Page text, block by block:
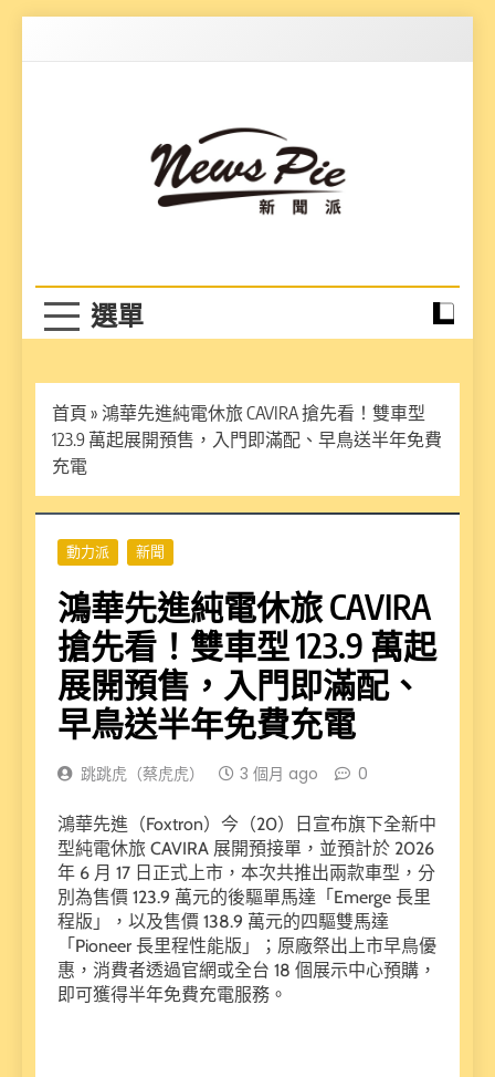
首頁 » 鴻華先進純電休旅 CAVIRA 搶先看！雙車型
123.9 萬起展開預售，入門即滿配、早鳥送半年免費
充電
動力派 新聞
鴻華先進純電休旅 CAVIRA
搶先看！雙車型 123.9 萬起
展開預售，入門即滿配、
早鳥送半年免費充電
跳跳虎（蔡虎虎） 3 個月 ago 0
鴻華先進（Foxtron）今（20）日宣布旗下全新中
型純電休旅 CAVIRA 展開預接單，並預計於 2026
年 6 月 17 日正式上市，本次共推出兩款車型，分
別為售價 123.9 萬元的後驅單馬達「Emerge 長里
程版」，以及售價 138.9 萬元的四驅雙馬達
「Pioneer 長里程性能版」；原廠祭出上市早鳥優
惠，消費者透過官網或全台 18 個展示中心預購，
即可獲得半年免費充電服務。